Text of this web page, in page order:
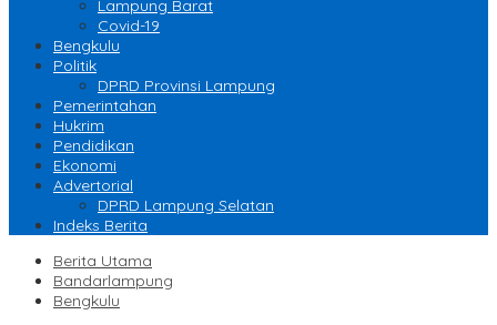
Lampung Barat
Covid-19
Bengkulu
Politik
DPRD Provinsi Lampung
Pemerintahan
Hukrim
Pendidikan
Ekonomi
Advertorial
DPRD Lampung Selatan
Indeks Berita
Berita Utama
Bandarlampung
Bengkulu